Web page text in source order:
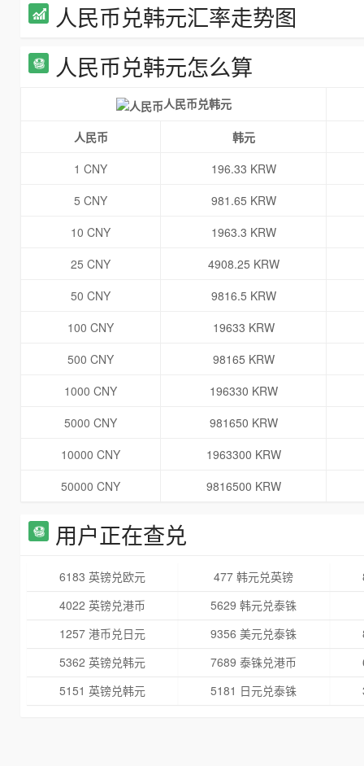
人民币兑韩元汇率走势图
人民币兑韩元怎么算
人民币兑韩元
人民币
韩元
1 CNY
196.33 KRW
5 CNY
981.65 KRW
10 CNY
1963.3 KRW
25 CNY
4908.25 KRW
50 CNY
9816.5 KRW
100 CNY
19633 KRW
500 CNY
98165 KRW
1000 CNY
196330 KRW
5000 CNY
981650 KRW
10000 CNY
1963300 KRW
50000 CNY
9816500 KRW
用户正在查兑
6183 英镑兑欧元 477 韩元兑英镑
4022 英镑兑港币
5629 韩元兑泰铢
1257 港币兑日元
9356 美元兑泰铢
5362 英镑兑韩元
7689 泰铢兑港币
5151 英镑兑韩元
5181 日元兑泰铢